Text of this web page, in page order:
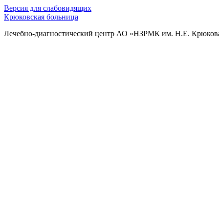
Версия для слабовидящих
Крюковская больница
Лечебно-диагностический центр АО «НЗРМК им. Н.Е.